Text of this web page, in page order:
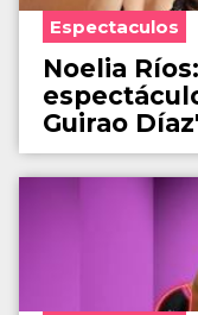
Espectaculos
Noelia
Guirao